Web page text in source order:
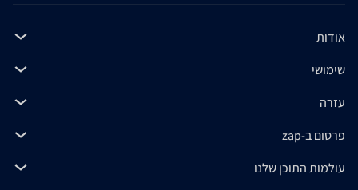
אודות
שימושי
עזרה
פרסום ב-zap
עולמות התוכן שלנו